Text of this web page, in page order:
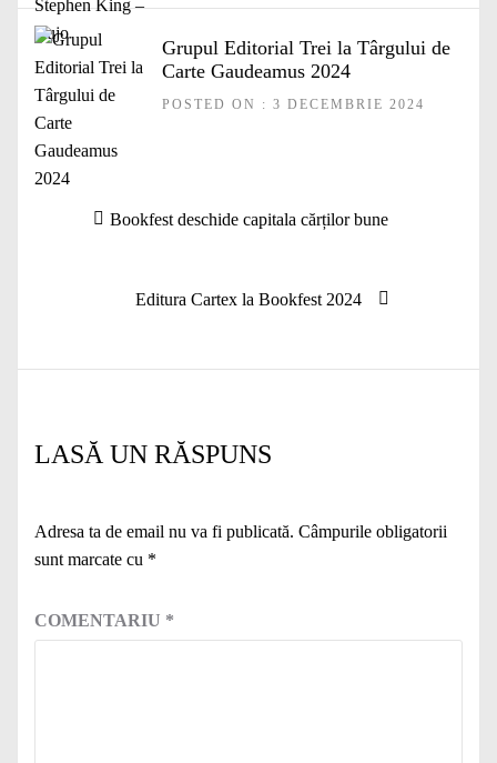
Grupul Editorial Trei la Târgului de
Carte Gaudeamus 2024
POSTED ON : 3 DECEMBRIE 2024
Navigare
Articolul
Bookfest deschide capitala cărților bune
Articolul
Editura Cartex la Bookfest 2024
LASĂ UN RĂSPUNS
Adresa ta de email nu va fi publicată. Câmpurile obligatorii
sunt marcate cu *
COMENTARIU *